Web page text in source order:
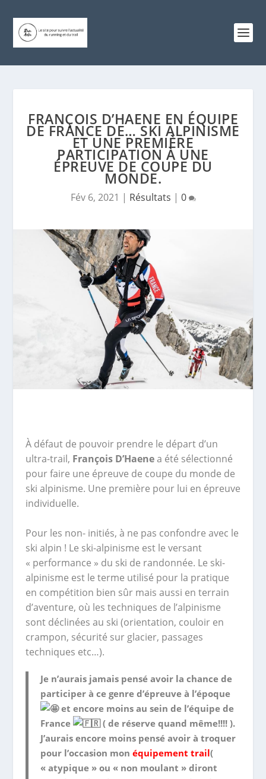
FRANÇOIS D’HAENE EN ÉQUIPE
DE FRANCE DE… SKI ALPINISME
ET UNE PREMIÈRE
PARTICIPATION À UNE
ÉPREUVE DE COUPE DU
MONDE.
Fév 6, 2021 | Résultats | 0
À défaut de pouvoir prendre le départ d’un
ultra-trail, François D’Haenea été sélectionné
pour faire une épreuve de coupe du monde de
ski alpinisme. Une première pour lui en épreuve
individuelle.
Pour les non- initiés, à ne pas confondre avec le
ski alpin ! Le ski-alpinisme est le versant
« performance » du ski de randonnée. Le ski-
alpinisme est le terme utilisé pour la pratique
en compétition bien sûr mais aussi en terrain
d’aventure, où les techniques de l’alpinisme
sont déclinées au ski (orientation, couloir en
crampon, sécurité sur glacier, passages
techniques etc…).
Je n’aurais jamais pensé avoir la chance de
participer à ce genre d’épreuve à l’époque
et encore moins au sein de l’équipe de
France
( de réserve quand même!!!! ).
J’aurais encore moins pensé avoir à troquer
pour l’occasion mon équipement trail(
« atypique » ou « non moulant » diront